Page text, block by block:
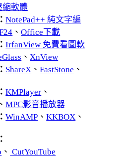
縮軟體
NotePad++ 純文字編
、Office下載
IrfanView 免費看圖軟
、 XnView
ShareX 、FastStone 、
KMPlayer 、
、MPC影音播放器
WinAMP 、KKBOX 、
、 CutYouTube